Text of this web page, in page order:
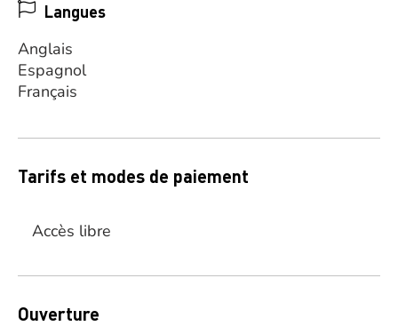
Langues
Anglais
Espagnol
Français
Tarifs et modes de paiement
Accès libre
Ouverture